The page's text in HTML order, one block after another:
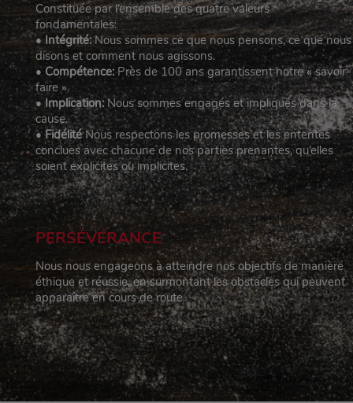
Constituée par l’ensemble des quatre valeurs
fondamentales:
•Intégrité:Nous sommes ce que nous pensons, ce que nous
disons et comment nous agissons.
• Compétence:Près de 100 ans garantissent notre « savoir-
faire ».
•Implication:Nous sommes engagés et impliqués dans la
cause.
•FidélitéNous respectons les promesses et les ententes
conclues avec chacune de nos parties prenantes, qu’elles
soient explicites ou implicites.
PERSÉVÉRANCE
Nous nous engageons à atteindre nos objectifs de manière
éthique et réussie, en surmontant les obstacles qui peuvent
apparaître en cours de route.